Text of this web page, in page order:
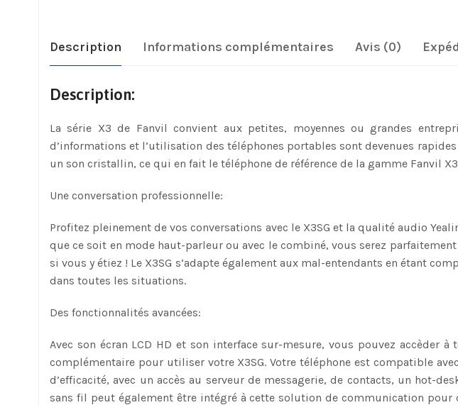
Description Informations complémentaires Avis (0)
Description:
La série X3 de Fanvil convient aux petites, moyennes ou grandes
d’informations et l’utilisation des téléphones portables sont devenues
un son cristallin, ce qui en fait le téléphone de référence de la gamme Fanvil
Une conversation professionnelle:
Profitez pleinement de vos conversations avec le X3SG et la qualité audio
que ce soit en mode haut-parleur ou avec le combiné, vous serez
si vous y étiez ! Le X3SG s’adapte également aux mal-entendants en étant
dans toutes les situations.
Des fonctionnalités avancées:
Avec son écran LCD HD et son interface sur-mesure, vous pouvez
complémentaire pour utiliser votre X3SG. Votre téléphone est compatible
d’efficacité, avec un accès au serveur de messagerie, de contacts, un hot-
sans fil peut également être intégré à cette solution de communication pour